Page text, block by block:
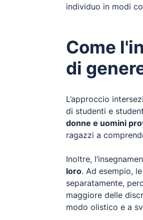
individuo in modi
Come
di
L’approccio
di studenti e
donne e uomini
ragazzi a
Inoltre,
loro. Ad esempio,
separatamente,
maggiore delle
modo olistico e a